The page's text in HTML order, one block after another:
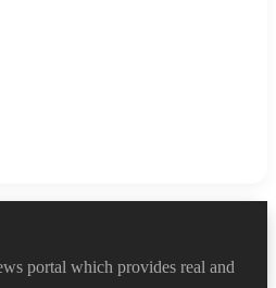
portal which provides real and